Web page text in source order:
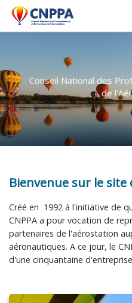
Passer au contenu
Conseil National des
de
Bienvenue sur le site
Créé en 1992 à l'initiative de
CNPPA a pour vocation de
partenaires de l'aérostation
aéronautiques. A ce jour, le
d'une cinquantaine